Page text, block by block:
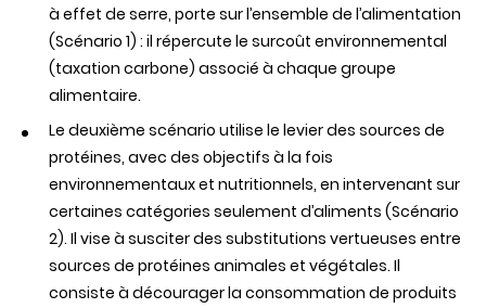
à effet de serre, porte surl’ensemble de l’alimentation
(Scénario 1) : il répercute le surcoût environnemental
(taxation carbone) associé à chaque groupe
alimentaire.
Le deuxième scénario utilise le levierdes sources de
protéines, avec des objectifs à la fois
environnementauxet nutritionnels, en intervenant sur
certaines catégories seulement d’aliments (Scénario
2). Il vise à susciterdes substitutions vertueuses entre
sources de protéines animales et végétales. Il
consiste à découragerla consommation de produits